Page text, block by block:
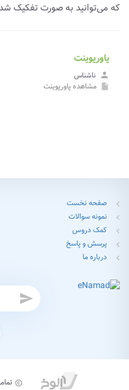
که می‌توانید به صورت تفکیک
پاورپوینت
person ناشناس
insert_drive_file مشاهده پاورپوینت
chevron_left صفحه نخست
chevron_left نمونه سوالات
chevron_left کمک دروس
chevron_left پرسش و پاسخ
chevron_left درباره ما
send
copyright